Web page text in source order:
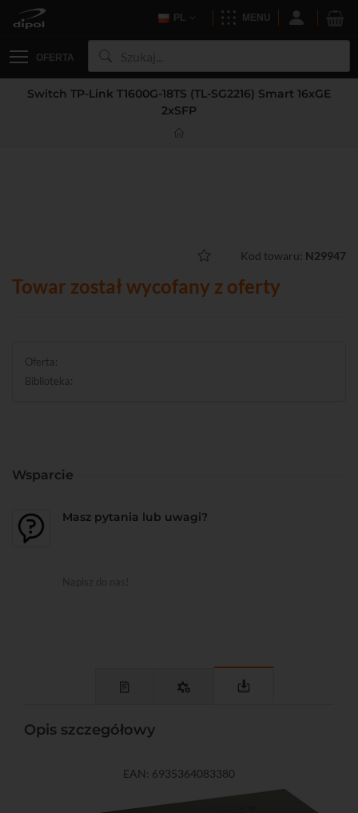
PL MENU
OFERTA
Switch TP-Link T1600G-18TS (TL-SG2216) Smart 16xGE
2xSFP
Kod towaru: N29947
Towar został wycofany z oferty
Oferta:
Biblioteka:
Wsparcie
Masz pytania lub uwagi?
Opis szczegółowy
EAN: 6935364083380